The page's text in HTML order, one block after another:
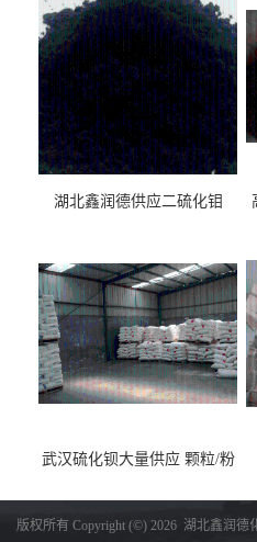
湖北鑫润德供应二硫化钼
武汉硫化钡大量供应 颗粒/粉
版权所有 Copyright (©) 2026 湖北鑫润德